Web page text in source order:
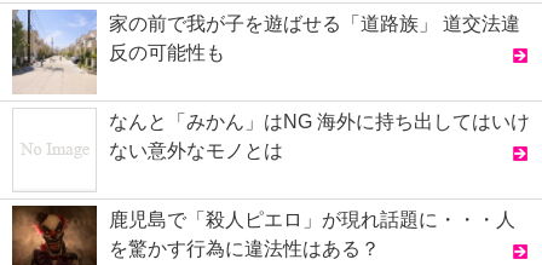
家の前で我が子を遊ばせる「道路族」 道交法違
反の可能性も
なんと「みかん」はNG 海外に持ち出してはいけ
ない意外なモノとは
鹿児島で「殺人ピエロ」が現れ話題に・・・人
を驚かす行為に違法性はある？